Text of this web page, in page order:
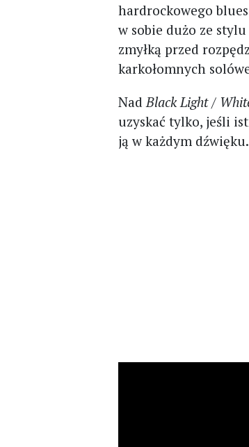
hardrockowego
w sobie dużo ze stylu
zmyłką przed
karkołomnych
NadBlack Light /
uzyskać tylko, jeśli
ją w każdym dźwięku.